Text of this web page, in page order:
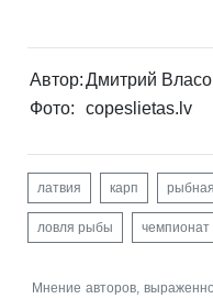
Автор:Дмитрий
Фото:
copeslietas.lv
латвия карп
ловля рыбы
Мнение авторов,